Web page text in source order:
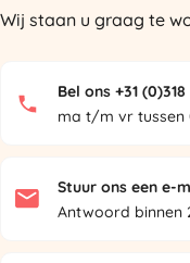
Wij staan u graag te
Bel ons +31
ma t/m vr tussen
Stuur ons een e-
Antwoord binnen